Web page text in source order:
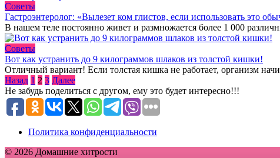
Советы
Гастроэнтеролог: «Вылезет ком глистов, если использовать это
В нашем теле постоянно живет и размножается более 1 000
Советы
Вот как устранить до 9 килограммов шлаков из толстой кишки!
Отличный вариант! Если толстая кишка не работает, организм
Пагинация
записей
Назад 1 2 3 Далее
Не забудь поделиться с другом, ему это будет интересно!!!
Политика конфиденциальности
© 2026 Домашние хитрости